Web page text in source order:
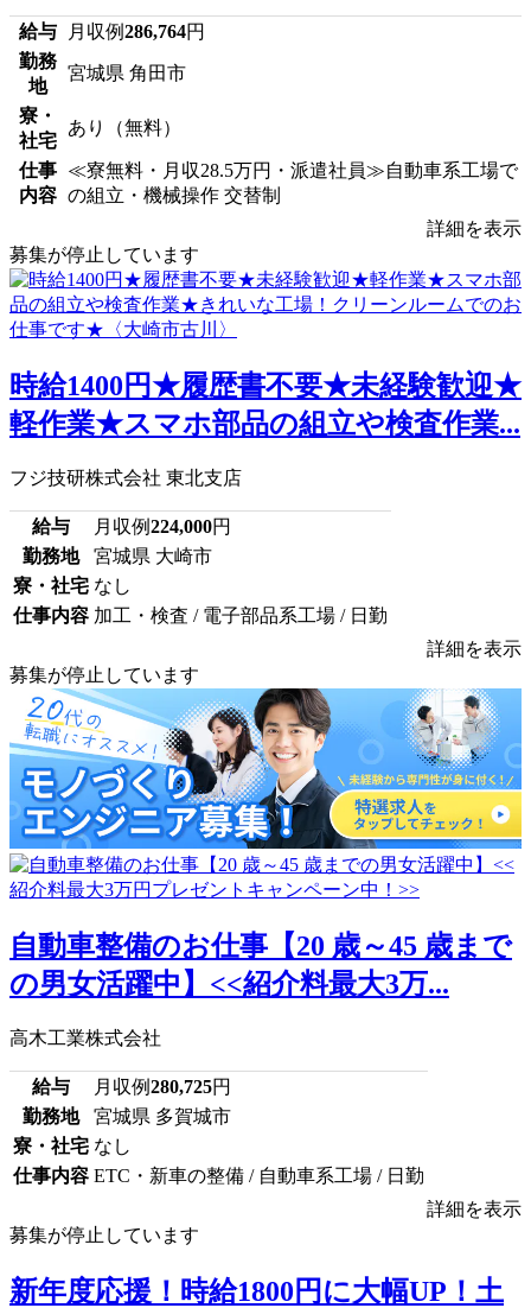
給与 月収例286,764円
勤務
地
宮城県 角田市
寮・
社宅
あり（無料）
仕事
内容
≪寮無料・月収28.5万円・派遣社員≫自動車系工場で
の組立・機械操作 交替制
詳細を表示
募集が停止しています
時給1400円★履歴書不要★未経験歓迎★
軽作業★スマホ部品の組立や検査作業...
フジ技研株式会社 東北支店
給与 月収例224,000円
勤務地
宮城県 大崎市
寮・社宅 なし
仕事内容 加工・検査 / 電子部品系工場 / 日勤
詳細を表示
募集が停止しています
自動車整備のお仕事【20 歳～45 歳まで
の男女活躍中】<<紹介料最大3万...
高木工業株式会社
給与 月収例280,725円
勤務地
宮城県 多賀城市
寮・社宅 なし
仕事内容 ETC・新車の整備 / 自動車系工場 / 日勤
詳細を表示
募集が停止しています
新年度応援！時給1800円に大幅UP！土